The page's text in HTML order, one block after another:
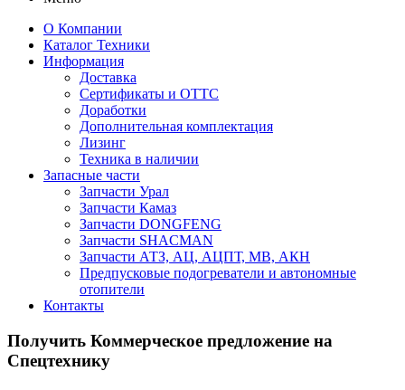
О Компании
Каталог Техники
Информация
Доставка
Сертификаты и ОТТС
Доработки
Дополнительная комплектация
Лизинг
Техника в наличии
Запасные части
Запчасти Урал
Запчасти Камаз
Запчасти DONGFENG
Запчасти SHACMAN
Запчасти АТЗ, АЦ, АЦПТ, МВ, АКН
Предпусковые подогреватели и автономные
отопители
Контакты
Получить Коммерческое предложение на
Спецтехнику